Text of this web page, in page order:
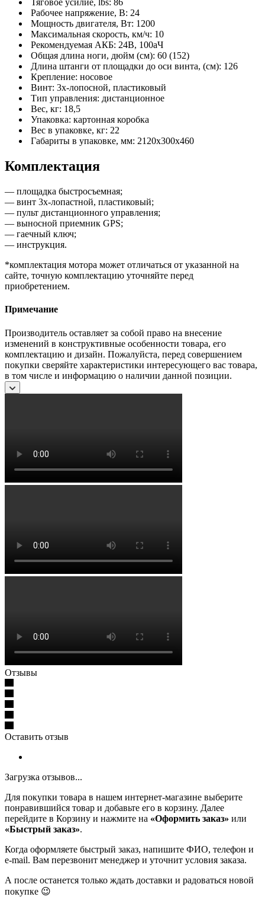
Тяговое усилие, lbs: 86
Рабочее напряжение, В: 24
Мощность двигателя, Вт: 1200
Максимальная скорость, км/ч: 10
Рекомендуемая АКБ: 24В, 100аЧ
Общая длина ноги, дюйм (см): 60 (152)
Длина штанги от площадки до оси винта, (см): 126
Крепление: носовое
Винт: 3х-лопосной, пластиковый
Тип управления: дистанционное
Вес, кг: 18,5
Упаковка: картонная коробка
Вес в упаковке, кг: 22
Габариты в упаковке, мм: 2120х300х460
Комплектация
— площадка быстросъемная;
— винт 3х-лопастной, пластиковый;
— пульт дистанционного управления;
— выносной приемник GPS;
— гаечный ключ;
— инструкция.
*комплектация мотора может отличаться от указанной на
сайте, точную комплектацию уточняйте перед
приобретением.
Примечание
Производитель оставляет за собой право на внесение
изменений в конструктивные особенности товара, его
комплектацию и дизайн. Пожалуйста, перед совершением
покупки сверяйте характеристики интересующего вас товара,
в том числе и информацию о наличии данной позиции.
Отзывы
Оставить отзыв
Загрузка отзывов...
Для покупки товара в нашем интернет-магазине выберите
понравившийся товар и добавьте его в корзину. Далее
перейдите в Корзину и нажмите на «Оформить заказ» или
«Быстрый заказ».
Когда оформляете быстрый заказ, напишите ФИО, телефон и
e-mail. Вам перезвонит менеджер и уточнит условия заказа.
А после останется только ждать доставки и радоваться новой
покупке 😉